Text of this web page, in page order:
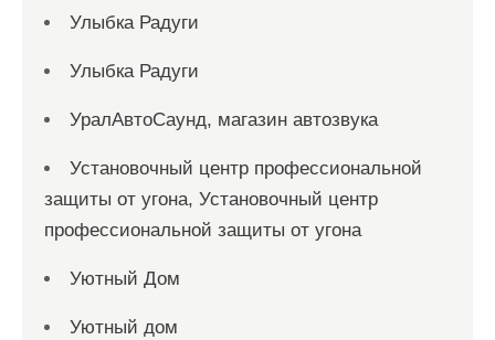
Улыбка Радуги
Улыбка Радуги
УралАвтоСаунд, магазин автозвука
Установочный центр профессиональной
защиты от угона, Установочный центр
профессиональной защиты от угона
Уютный Дом
Уютный дом